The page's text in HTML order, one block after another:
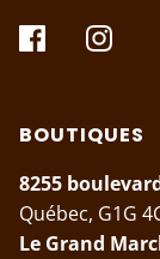
BOUTIQUES
8255
Québec, G1G
Le Grand